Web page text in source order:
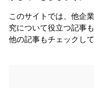
このサイトでは、他企
究について役立つ記事
他の記事もチェックし